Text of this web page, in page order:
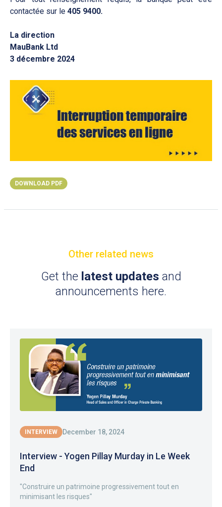
DOWNLOAD PDF
contactée sur le 405 9400.
La direction
MauBank Ltd
3 décembre 2024
Other related news
Get the latest updates and
announcements here.
INTERVIEW December 18, 2024
Interview - Yogen Pillay Murday in Le Week
End
"Construire un patrimoine progressivement tout en
minimisant les risques"